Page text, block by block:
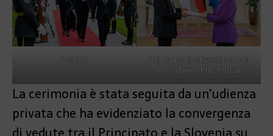
Ft©D.R.
S.E. Anne Eastwood con la
Presidente Pirc Musar
La cerimonia è stata seguita da un’udienza
privata che ha evidenziato la convergenza